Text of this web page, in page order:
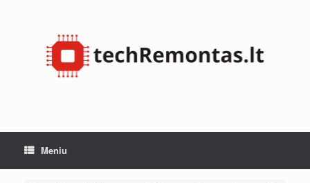
Meniu